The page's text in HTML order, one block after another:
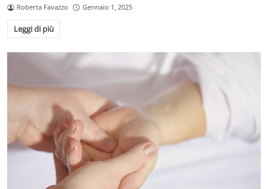
Roberta Favazzo Gennaio 1, 2025
Leggi di più